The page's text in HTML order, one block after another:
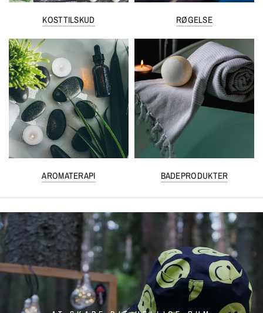
KOSTTILSKUD RØGELSE
AROMATERAPI BADEPRODUKTER